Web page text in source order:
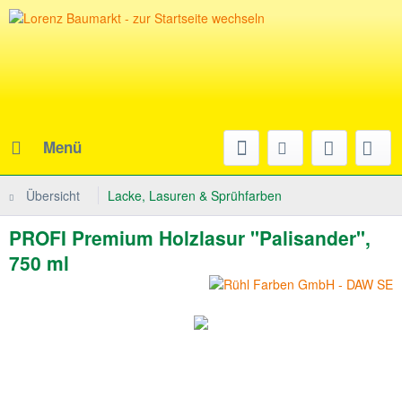
Menü
Übersicht Lacke, Lasuren & Sprühfarben
PROFI Premium Holzlasur "Palisander",
750 ml